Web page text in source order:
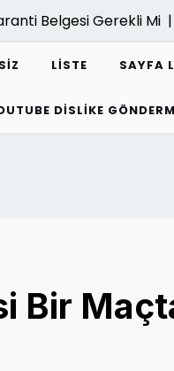
Gerekli Mi |
LISTE SAYFA
DISLIKE
Bir